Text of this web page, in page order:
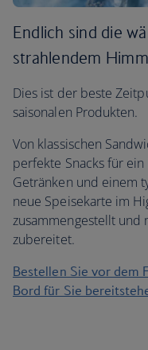
Endlich sind die
strahlendem
Dies ist der beste
saisonalen Produkten.
Von klassischen
perfekte Snacks für
Getränken und einem
neue Speisekarte im
zusammengestellt und
zubereitet.
Bestellen Sie vor dem
Bord für Sie